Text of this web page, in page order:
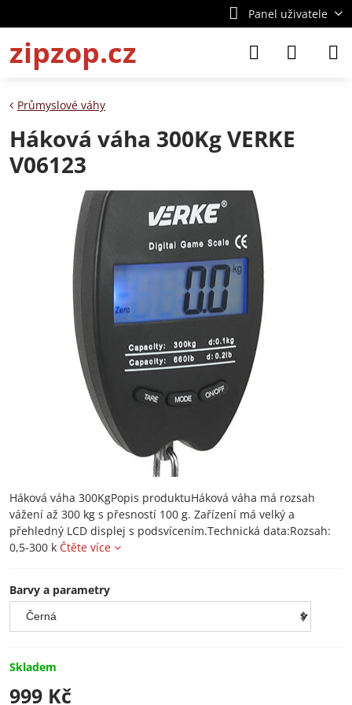
Panel uživatele
zipzop.cz
Průmyslové váhy
Háková váha 300Kg VERKE
V06123
Háková váha 300KgPopis produktuHáková váha má rozsah
vážení až 300 kg s přesností 100 g. Zařízení má velký a
přehledný LCD displej s podsvícením.Technická data:Rozsah:
0,5-300 k Čtěte více
Barvy a parametry
Skladem
999 Kč